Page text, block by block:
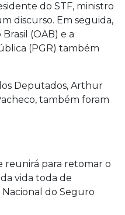
do STF, ministro
discurso. Em seguida,
(OAB) e a
(PGR) também
Deputados, Arthur
também foram
reunirá para retomar o
vida toda de
do Seguro